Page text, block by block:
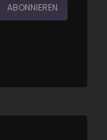
ABONNIEREN